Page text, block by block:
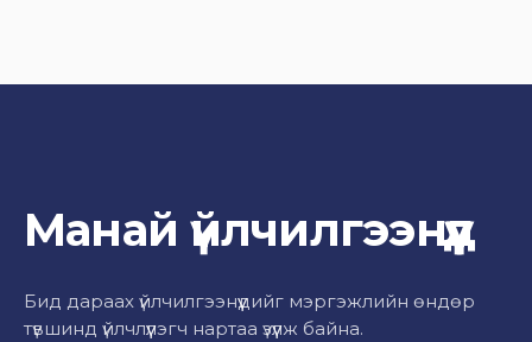
Манай үйлчилгээнүүд
Бид дараах үйлчилгээнүүдийг мэргэжлийн өндөр
түвшинд үйлчлүүлэгч нартаа үзүүлж байна.